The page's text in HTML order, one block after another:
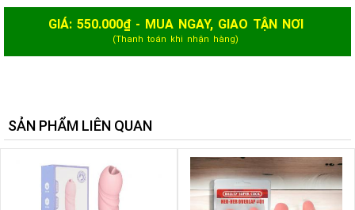
GIÁ: 550.000₫ - MUA NGAY, GIAO TẬN NƠI
(Thanh toán khi nhận hàng)
SẢN PHẨM LIÊN QUAN